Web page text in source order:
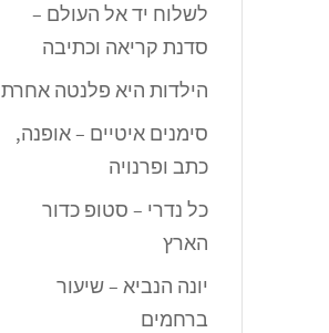
לשלוח יד אל העולם –
סדנת קריאה וכתיבה
הילדות היא פלנטה אחרת
סימנים איטיים – אופנה,
כתב ופרנויה
כל נדרי – סטופ כדור
הארץ
יונה הנביא – שיעור
ברחמים